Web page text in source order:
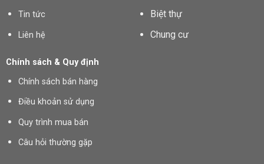
Tin tức
Liên hệ
Biệt thự
Chung cư
Chính sách & Quy định
Chính sách bán hàng
Điều khoản sử dụng
Quy trình mua bán
Câu hỏi thường gặp